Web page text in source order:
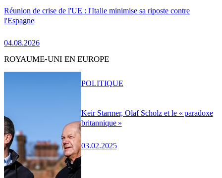
Réunion de crise de l'UE : l'Italie minimise sa riposte contre
l'Espagne
04.08.2026
ROYAUME-UNI EN EUROPE
Keir Starmer, Olaf Scholz et le « paradoxe
britannique »
03.02.2025
POLITIQUE